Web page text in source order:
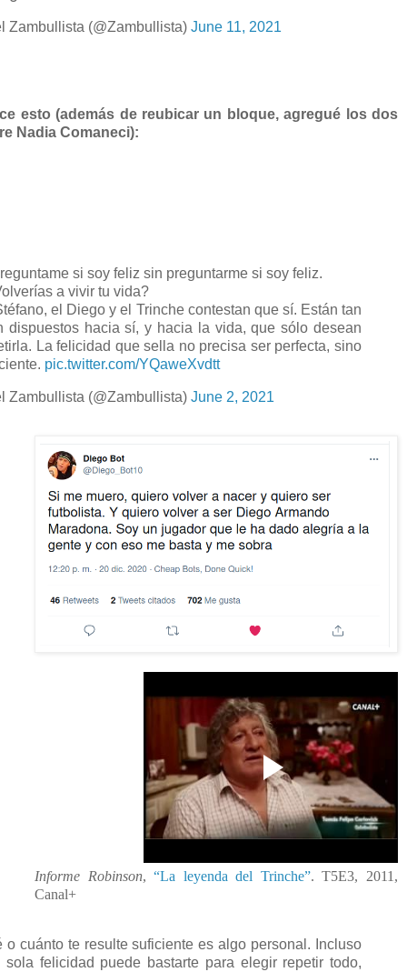
Zambullista (@Zambullista) June 11, 2021
esto (además de reubicar un bloque, agregué los dos
Nadia Comaneci):
si soy feliz sin preguntarme si soy feliz.
a vivir tu vida?
el Diego y el Trinche contestan que sí. Están tan
dispuestos hacia sí, y hacia la vida, que sólo desean
La felicidad que sella no precisa ser perfecta, sino
pic.twitter.com/YQaweXvdtt
Zambullista (@Zambullista) June 2, 2021
Informe Robinson,“La leyenda del Trinche”. T5E3, 2011,
Canal+
o cuánto te resulte suficiente es algo personal. Incluso
sola felicidad puede bastarte para elegir repetir todo,